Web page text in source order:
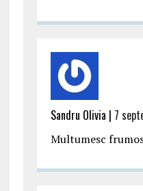
Sandru Olivia | 7
Multumesc